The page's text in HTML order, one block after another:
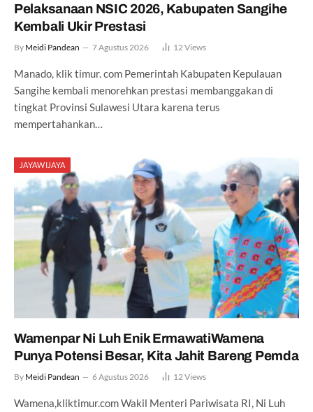
Pelaksanaan NSIC 2026, Kabupaten Sangihe
Kembali Ukir Prestasi
By Meidi Pandean 7 Agustus 2026 12Views
Manado, klik timur. com Pemerintah Kabupaten Kepulauan
Sangihe kembali menorehkan prestasi membanggakan di
tingkat Provinsi Sulawesi Utara karena terus
mempertahankan…
JAYAWIJAYA
Wamenpar Ni Luh Enik ErmawatiWamena
Punya Potensi Besar, Kita Jahit Bareng Pemda
By Meidi Pandean 6 Agustus 2026 12 Views
Wamena,kliktimur.com Wakil Menteri Pariwisata RI, Ni Luh